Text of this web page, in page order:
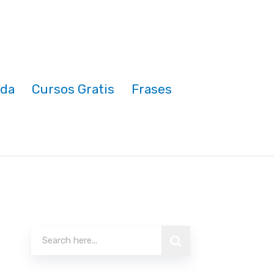
Cursos Gratis Frases